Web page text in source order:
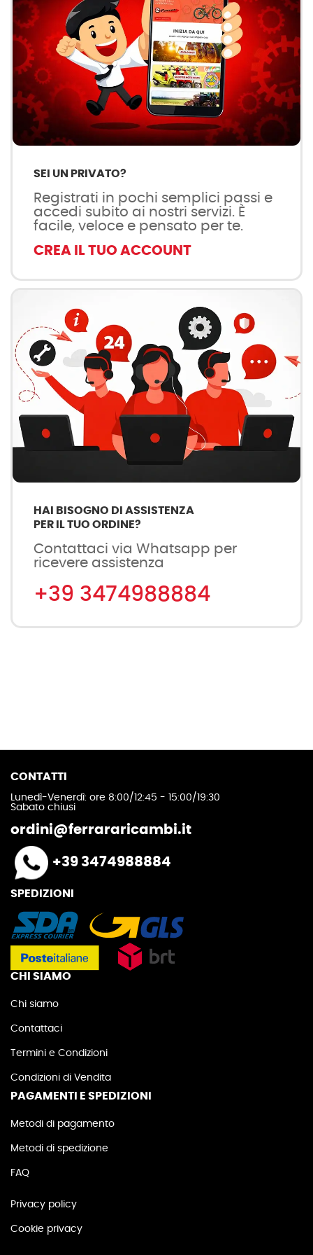
SEI UN PRIVATO?
Registrati in pochi semplici passi e
accedi subito ai nostri servizi. È
facile, veloce e pensato per te.
CREA IL TUO ACCOUNT
HAI BISOGNO DI ASSISTENZA
PER IL TUO ORDINE?
Contattaci via Whatsapp per
ricevere assistenza
+39 3474988884
CONTATTI
Lunedì-Venerdì: ore 8:00/12:45 - 15:00/19:30
Sabato chiusi
ordini@ferrararicambi.it
+39 3474988884
SPEDIZIONI
CHI SIAMO
Chi siamo
Contattaci
Termini e Condizioni
Condizioni di Vendita
PAGAMENTI E SPEDIZIONI
Metodi di pagamento
Metodi di spedizione
FAQ
Privacy policy
Cookie privacy